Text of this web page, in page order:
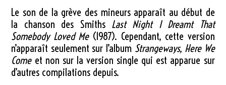
Le son de la grève des mineurs apparaît au début de
la chanson des Smiths Last Night I Dreamt That
Somebody Loved Me(1987). Cependant, cette version
n’apparaît seulement sur l’album Strangeways, Here We
Comeet non sur la version single qui est apparue sur
d’autres compilations depuis.